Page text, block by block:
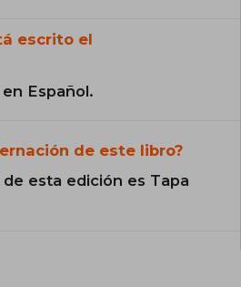
escrito el
Español.
de este libro?
esta edición es Tapa